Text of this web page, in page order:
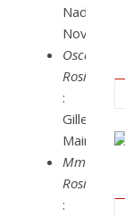
Nadine
Novello
Oscar
Rosier
:
Gilles
Mairet
Mme
Rosier
: